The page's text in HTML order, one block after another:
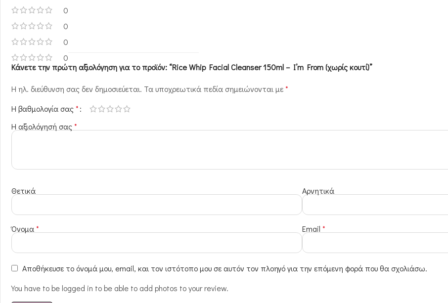
0
0
0
0
Κάνετε την πρώτη αξιολόγηση για το προϊόν: “Rice Whip Facial Cleanser 150ml – I’m From (χωρίς κουτί)”
Η ηλ. διεύθυνση σας δεν δημοσιεύεται. Τα υποχρεωτικά πεδία σημειώνονται με*
Η βαθμολογία σας*
Η αξιολόγησή σας*
Θετικά Αρνητικά
Όνομα* Email *
Αποθήκευσε το όνομά μου, email, και τον ιστότοπο μου σε αυτόν τον πλοηγό για την επόμενη φορά που θα σχολιάσω.
You have to be logged in to be able to add photos to your review.